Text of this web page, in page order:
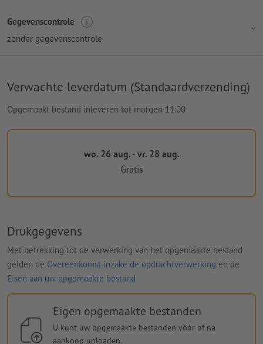
Gegevenscontrole
zonder gegevenscontrole
Verwachte leverdatum (Standaardverzending)
Opgemaakt bestand inleveren tot morgen 11:00
wo. 26 aug. - vr. 28 aug.
Gratis
Drukgegevens
Met betrekking tot de verwerking van het opgemaakte bestand
gelden de Overeenkomst inzake de opdrachtverwerking en de
Eisen aan uw opgemaakte bestand
Eigen opgemaakte bestanden
U kunt uw opgemaakte bestanden vóór of na
aankoop uploaden.